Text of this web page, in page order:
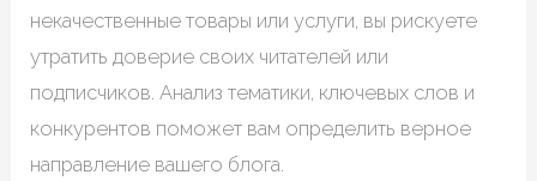
некачественные товары или услуги, вы рискуете
утратить доверие своих читателей или
подписчиков. Анализ тематики, ключевых слов и
конкурентов поможет вам определить верное
направление вашего блога.